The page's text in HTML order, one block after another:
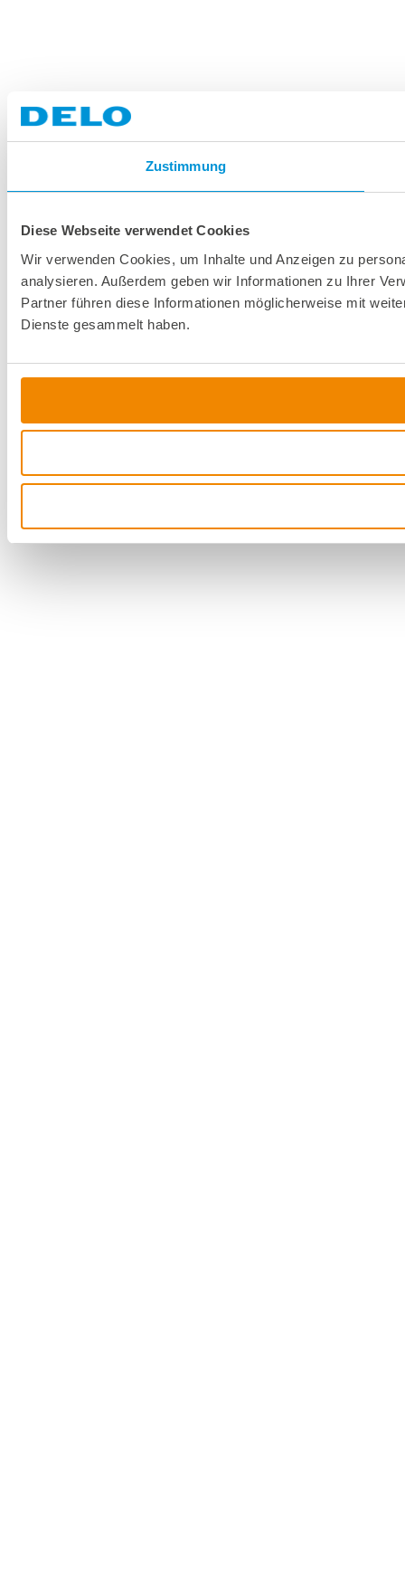
Zustimmung
Diese Webseite verwendet Cookies
Wir verwenden Cookies, um Inhalte und Anzeigen zu
analysieren. Außerdem geben wir Informationen zu Ihrer
Partner führen diese Informationen möglicherweise mit
Dienste gesammelt haben.